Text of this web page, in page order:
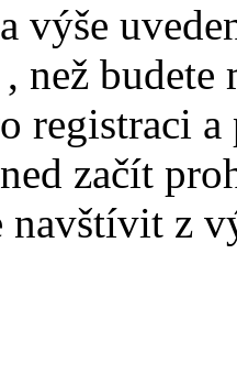
výše
, než
registraci
začít
navštívit z